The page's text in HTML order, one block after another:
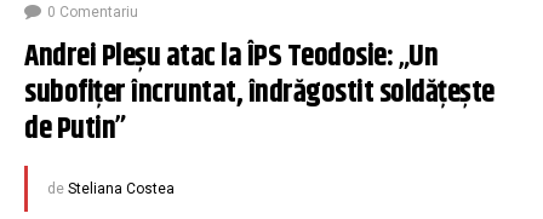
0 Comentariu
Andrei Pleșu atac la ÎPS Teodosie: „Un
subofițer încruntat, îndrăgostit soldățește
de Putin”
de Steliana Costea